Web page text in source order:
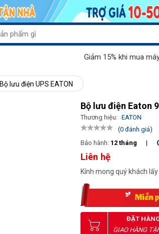
Giảm 15% khi mua máy hút
Bộ lưu điện UPS EATON
Bộ lưu điện Eaton
Thương hiệu: EATON
(0 đánh giá)
Bảo hành: 12 tháng |
Liên hệ
Kính mong quý khách
ĐẶT
GIAO HÀNG